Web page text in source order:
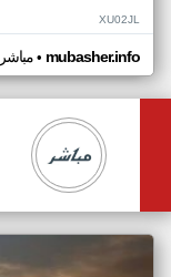
XU02JL
مباشر• mubasher.info